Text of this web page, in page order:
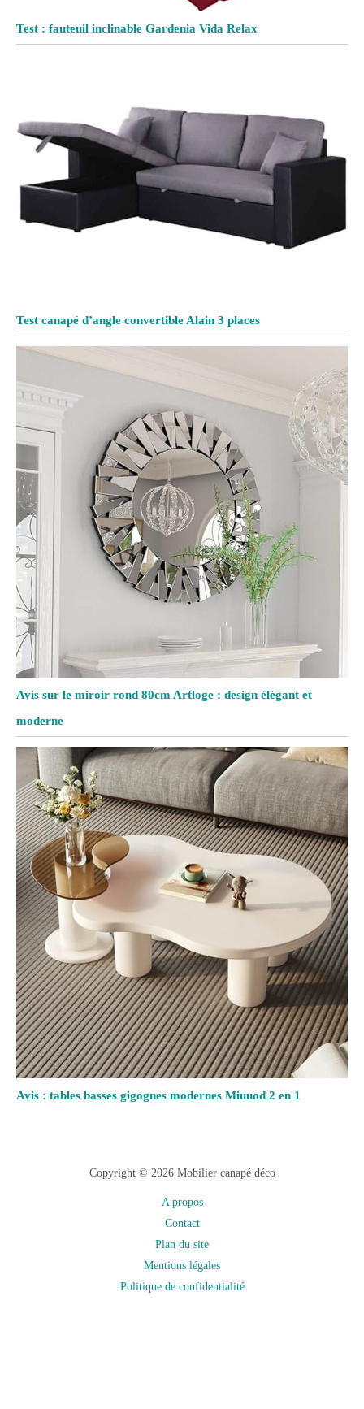
Test : fauteuil inclinable Gardenia Vida Relax
Test canapé d’angle convertible Alain 3 places
Avis sur le miroir rond 80cm Artloge : design élégant et
moderne
Avis : tables basses gigognes modernes Miuuod 2 en 1
Copyright © 2026 Mobilier canapé déco
A propos
Contact
Plan du site
Mentions légales
Politique de confidentialité